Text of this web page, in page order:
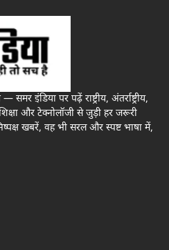
समर इंडिया पर पढ़ें राष्ट्रीय, अंतर्राष्ट्रीय,
और टेक्नोलॉजी से जुड़ी हर जरूरी
खबरें, वह भी सरल और स्पष्ट भाषा में,